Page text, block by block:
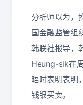
分析师以为，
国金融监管组
韩联社报导，
Heung-sik在
晤时表明表明
钱银买卖。